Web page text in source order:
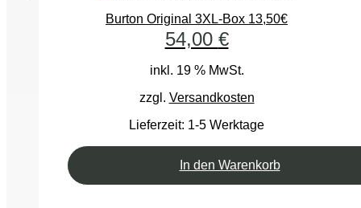
Burton Original 3XL-Box 13,50€
54,00 €
inkl. 19 % MwSt.
zzgl. Versandkosten
Lieferzeit: 1-5 Werktage
In den Warenkorb